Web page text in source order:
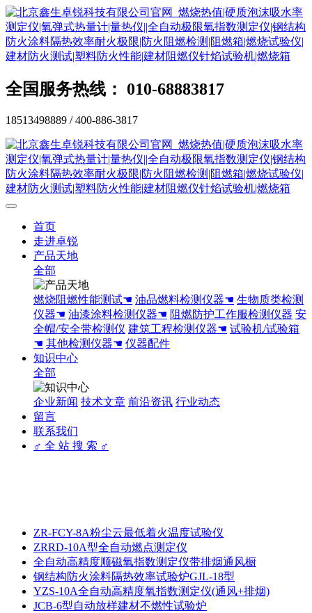
全国服务热线： 010-68883817
18513498889 / 400-886-3817
首页
走进卓锐
产品天地
全部
燃烧阻燃性能测试☚ 油品燃料检测仪器☚ 生物质类检测
仪器☚ 油漆涂料检测仪器☚ 阻燃防护工作服检测仪器 安
全帽/安全带检测仪 建筑工程检测仪器☚ 试验机/试验箱
☚ 其他检测仪器☚ 仪器配件
知识中心
全部
企业新闻 技术文章 前沿资讯 行业动态
留言
联系我们
♂ 全 站 搜 索 ♂
ZR-FCY-8A粉尘云最低着火温度试验仪
ZRRD-10A型全自动燃点测定仪
全自动高精度顺磁氧指数测定仪带排烟通风橱
钢结构防火涂料隔热效率试验炉GJL-18型
YZS-10A全自动高精度氧指数测定仪(通风+排烟)
JCB-6型自动放样建材不燃性试验炉